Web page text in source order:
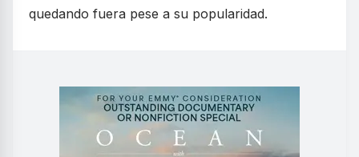
quedando fuera pese a su popularidad.